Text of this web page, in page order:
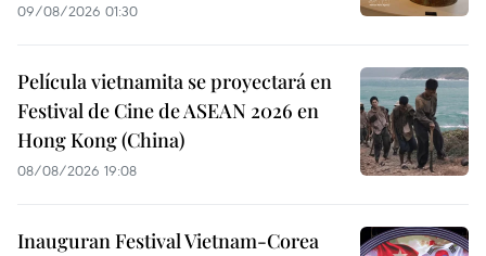
09/08/2026 01:30
Película vietnamita se proyectará en
Festival de Cine de ASEAN 2026 en
Hong Kong (China)
08/08/2026 19:08
Inauguran Festival Vietnam-Corea